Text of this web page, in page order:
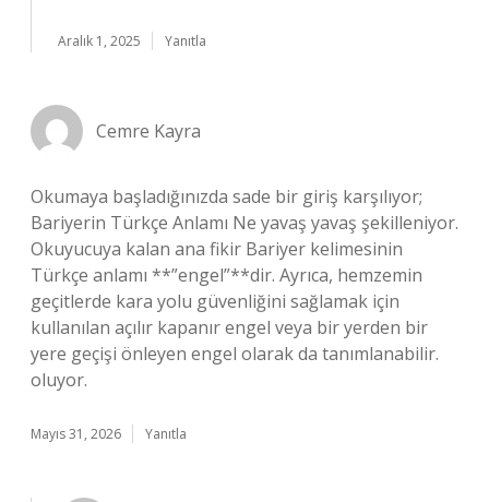
Aralık 1, 2025 Yanıtla
Cemre Kayra
Okumaya başladığınızda sade bir giriş karşılıyor;
Bariyerin Türkçe Anlamı Ne yavaş yavaş şekilleniyor.
Okuyucuya kalan ana fikir Bariyer kelimesinin
Türkçe anlamı **”engel”**dir. Ayrıca, hemzemin
geçitlerde kara yolu güvenliğini sağlamak için
kullanılan açılır kapanır engel veya bir yerden bir
yere geçişi önleyen engel olarak da tanımlanabilir.
oluyor.
Mayıs 31, 2026 Yanıtla